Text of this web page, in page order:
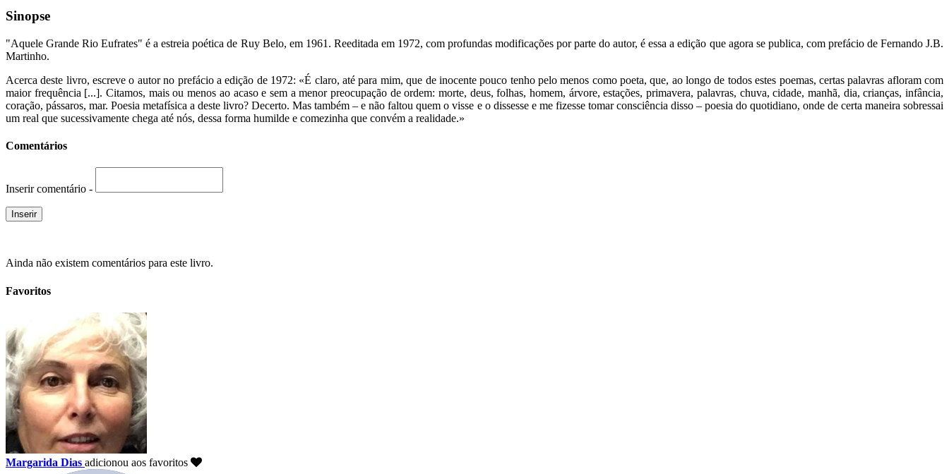
Sinopse
"Aquele Grande Rio Eufrates" é a estreia poética de Ruy Belo, em 1961. Reeditada em 1972, com profundas modificações por parte do autor, é essa a edição que agora se publica, com prefácio de Fernando J.B.
Martinho.
Acerca deste livro, escreve o autor no prefácio a edição de 1972: «É claro, até para mim, que de inocente pouco tenho pelo menos como poeta, que, ao longo de todos estes poemas, certas palavras afloram com
maior frequência [...]. Citamos, mais ou menos ao acaso e sem a menor preocupação de ordem: morte, deus, folhas, homem, árvore, estações, primavera, palavras, chuva, cidade, manhã, dia, crianças, infância,
coração, pássaros, mar. Poesia metafísica a deste livro? Decerto. Mas também – e não faltou quem o visse e o dissesse e me fizesse tomar consciência disso – poesia do quotidiano, onde de certa maneira sobressai
um real que sucessivamente chega até nós, dessa forma humilde e comezinha que convém a realidade.»
Comentários
Inserir comentário -
Ainda não existem comentários para este livro.
Favoritos
Margarida Dias adicionou aos favoritos